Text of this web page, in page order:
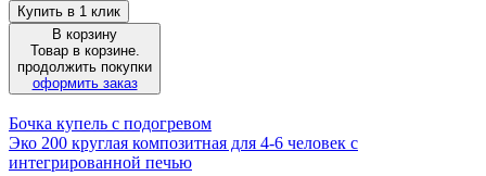
Купить в 1 клик
В корзину
Товар в корзине.
продолжить покупки
оформить заказ
Бочка купель с подогревом
Эко 200 круглая композитная для 4-6 человек с
интегрированной печью